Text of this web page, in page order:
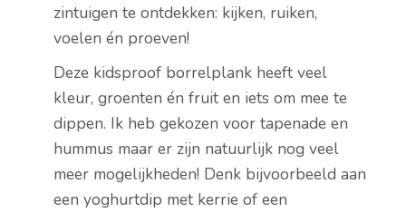
zintuigen te ontdekken: kijken, ruiken,
voelen én proeven!
Deze kidsproof borrelplank heeft veel
kleur, groenten én fruit en iets om mee te
dippen. Ik heb gekozen voor tapenade en
hummus maar er zijn natuurlijk nog veel
meer mogelijkheden! Denk bijvoorbeeld aan
een yoghurtdip met kerrie of een